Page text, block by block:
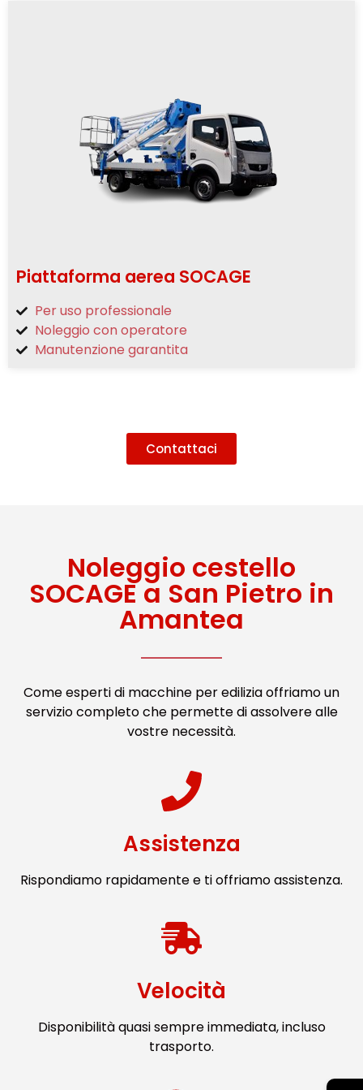
Piattaforma aerea SOCAGE
Per uso professionale
Noleggio con operatore
Manutenzione garantita
Contattaci
Noleggio cestello
SOCAGE a San Pietro in
Amantea
Come esperti di macchine per edilizia offriamo un
servizio completo che permette di assolvere alle
vostre necessità.
Assistenza
Rispondiamo rapidamente e ti offriamo assistenza.
Velocità
Disponibilità quasi sempre immediata, incluso
trasporto.